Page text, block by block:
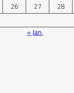
26 27 28
« Jan.